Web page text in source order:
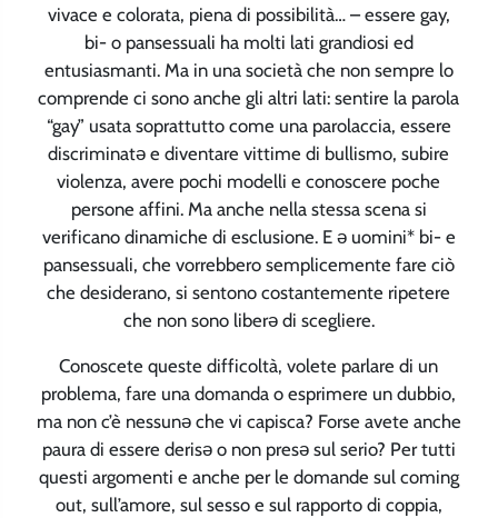
vivace e colorata, piena di possibilità… – essere gay,
bi- o pansessuali ha molti lati grandiosi ed
entusiasmanti. Ma in una società che non sempre lo
comprende ci sono anche gli altri lati: sentire la parola
“gay” usata soprattutto come una parolaccia, essere
discriminatə e diventare vittime di bullismo, subire
violenza, avere pochi modelli e conoscere poche
persone affini. Ma anche nella stessa scena si
verificano dinamiche di esclusione. E ə uomini* bi- e
pansessuali, che vorrebbero semplicemente fare ciò
che desiderano, si sentono costantemente ripetere
che non sono liberə di scegliere.
Conoscete queste difficoltà, volete parlare di un
problema, fare una domanda o esprimere un dubbio,
ma non c’è nessunə che vi capisca? Forse avete anche
paura di essere derisə o non presə sul serio? Per tutti
questi argomenti e anche per le domande sul coming
out, sull’amore, sul sesso e sul rapporto di coppia,